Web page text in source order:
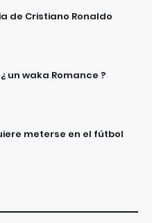
de Cristiano Ronaldo
un waka Romance ?
meterse en el fútbol